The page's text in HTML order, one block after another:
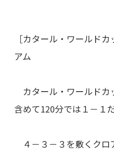
［カタール・ワールド
アム
カタール・ワールドカ
含めて120分では１－１
４－３－３を敷くクロ